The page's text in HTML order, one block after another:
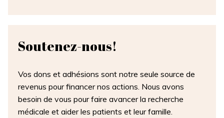
Soutenez-nous!
Vos dons et adhésions sont notre seule source de
revenus pour financer nos actions. Nous avons
besoin de vous pour faire avancer la recherche
médicale et aider les patients et leur famille.